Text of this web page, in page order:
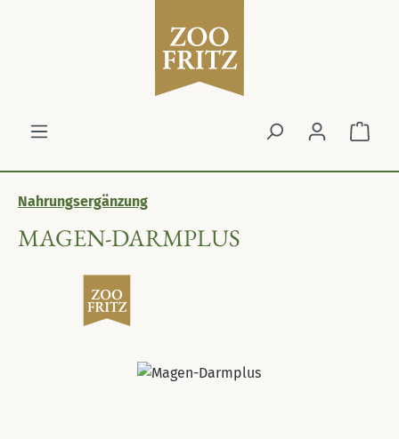
Nahrungsergänzung
MAGEN-DARMPLUS
Bildergalerie überspringen